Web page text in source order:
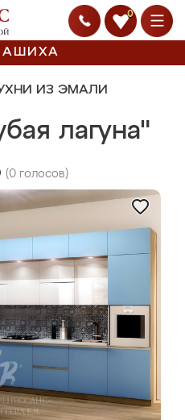
0
ИЗ ЭМАЛИ
лагуна"
(0 голосов)